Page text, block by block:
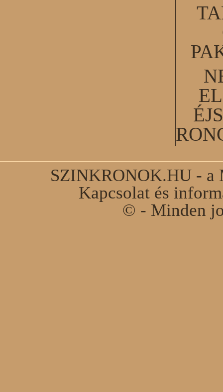
SZINKRONOK.HU - a
Kapcsolat és
© - Minden